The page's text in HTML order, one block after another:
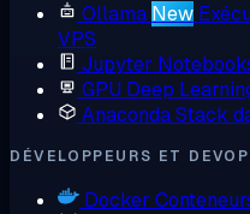
Ollama New
VPS
Jupyter
GPU Deep
AnacondaStack
DÉVELOPPEURS ET
Docker